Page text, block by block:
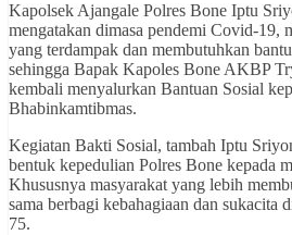
Kapolsek Ajangale Polres Bone Iptu
mengatakan dimasa pendemi Covid-19,
yang terdampak dan membutuhkan
sehingga Bapak Kapoles Bone AKBP
kembali menyalurkan Bantuan Sosial
Bhabinkamtibmas.
Kegiatan Bakti Sosial, tambah Iptu
bentuk kepedulian Polres Bone kepada
Khususnya masyarakat yang lebih
sama berbagi kebahagiaan dan sukacita
75.